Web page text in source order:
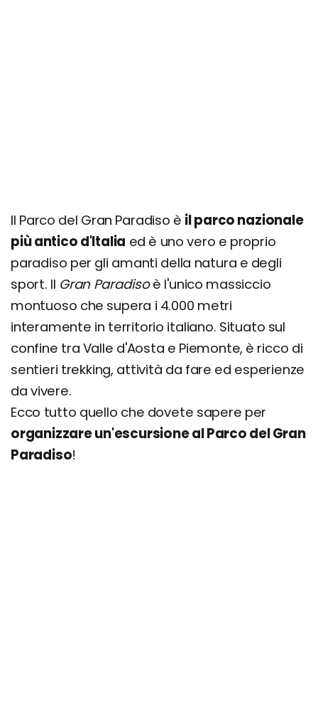
Il Parco del Gran Paradiso è il parco nazionale
più antico d'Italia ed è uno vero e proprio
paradiso per gli amanti della natura e degli
sport. Il Gran Paradisoè l'unico massiccio
montuoso che supera i 4.000 metri
interamente in territorio italiano. Situato sul
confine tra Valle d'Aosta e Piemonte, è ricco di
sentieri trekking, attività da fare ed esperienze
da vivere.
Ecco tutto quello che dovete sapere per
organizzare un'escursione al Parco del Gran
Paradiso!